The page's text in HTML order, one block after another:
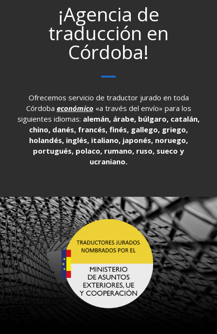
¡Agencia de
traducción en
Córdoba!
Ofrecemos servicio de traductor jurado en toda
Córdoba económico «a través del envío» para los
siguientes idiomas: alemán, árabe, búlgaro, catalán,
chino, danés, francés, finés, gallego, griego,
holandés, inglés, italiano, japonés, noruego,
portugués, polaco, rumano, ruso, sueco y
ucraniano.